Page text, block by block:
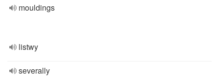
mouldings
listwy
severally